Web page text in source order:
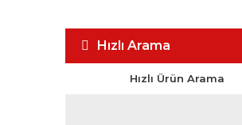
Hızlı Arama
Hızlı Ürün Arama